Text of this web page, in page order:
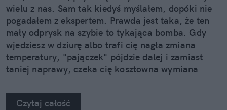
wielu z nas. Sam tak kiedyś myślałem, dopóki nie
pogadałem z ekspertem. Prawda jest taka, że ten
mały odprysk na szybie to tykająca bomba. Gdy
wjedziesz w dziurę albo trafi cię nagła zmiana
temperatury, "pajączek" pójdzie dalej i zamiast
taniej naprawy, czeka cię kosztowna wymiana
na własne oczy zobaczyć, jak profesjonaliści radzą
sobie z takimi uszkodzeniami.
Czytaj całość